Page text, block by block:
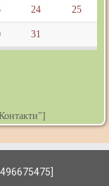
24 25
31